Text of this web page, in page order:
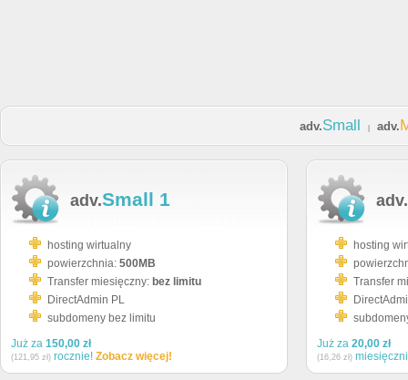
adv.Small adv.
adv.Small 1
hosting wirtualny
powierzchnia: 500MB
Transfer miesięczny: bez limitu
DirectAdmin PL
subdomeny bez limitu
Już za 150,00 zł
(121,95 zł) rocznie! Zobacz więcej!
adv.
hosting
Transfer
Już za 20,00 zł
(16,26 zł)